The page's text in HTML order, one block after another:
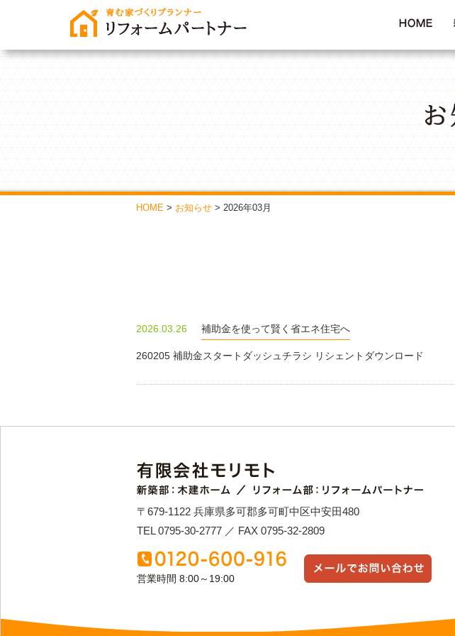
HOME > お知らせ > 2026年03月
2026.03.26 補助金を使って賢く省エネ住宅へ
260205 補助金スタートダッシュチラシ リシェントダウンロード
〒679-1122 兵庫県多可郡多可町中区中安田480
TEL 0795-30-2777 ／ FAX 0795-32-2809
営業時間 8:00～19:00